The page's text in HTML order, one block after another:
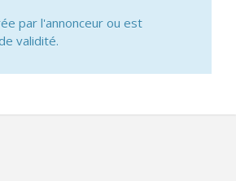
par l'annonceur ou est
validité.